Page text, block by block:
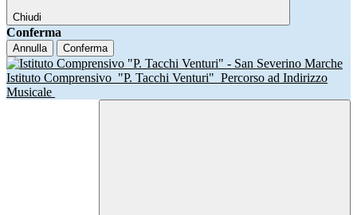
Chiudi
Conferma
Annulla Conferma
Istituto Comprensivo "P. Tacchi Venturi" Percorso ad Indirizzo
Musicale